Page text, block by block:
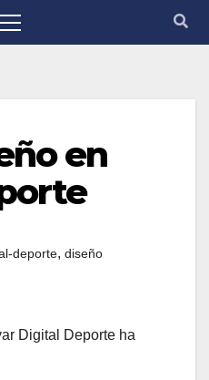
en
deporte, diseño
Digital Deporte ha